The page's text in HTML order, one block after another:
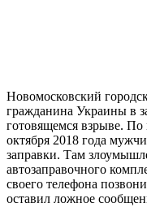
Новомосковский
гражданина Украины в
готовящемся взрыве.
октября 2018 года
заправки. Там
автозаправочного
своего телефона
оставил ложное